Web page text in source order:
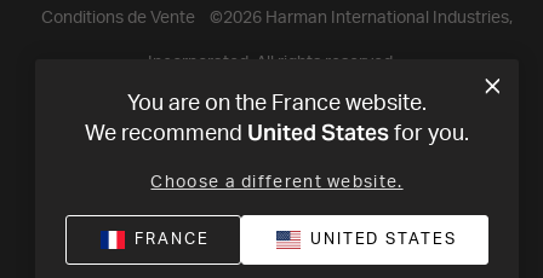
Conditions de Vente ©2026Harman International Industries,
Incorporated. All rights reserved.
You are on the France website.
We recommend United States for you.
Choose a different website.
FRANCE UNITED STATES